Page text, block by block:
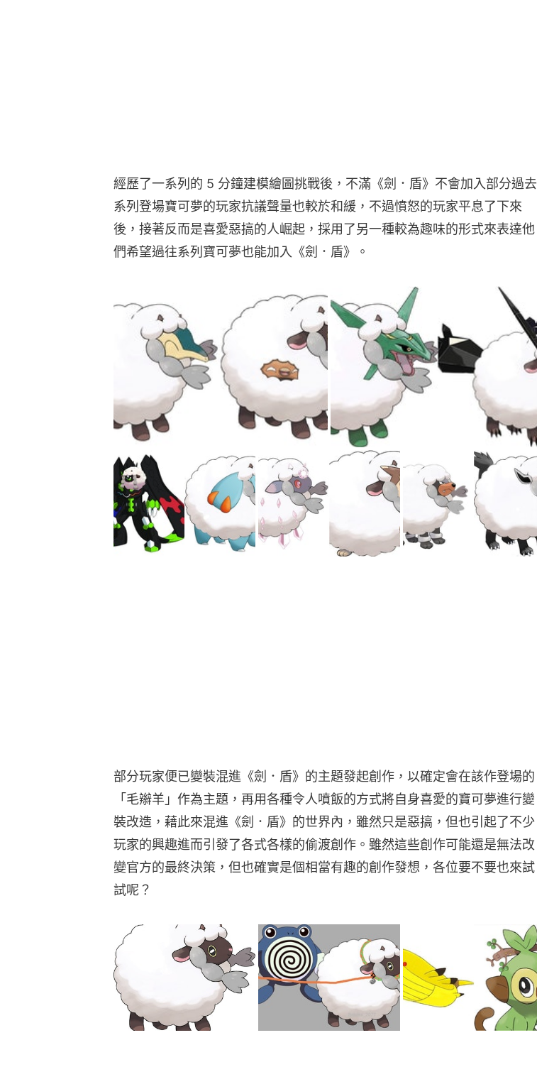
經歷了一系列的 5 分鐘建模繪圖挑戰後，不滿《劍．盾》不會加入部分過去
系列登場寶可夢的玩家抗議聲量也較於和緩，不過憤怒的玩家平息了下來
後，接著反而是喜愛惡搞的人崛起，採用了另一種較為趣味的形式來表達他
們希望過往系列寶可夢也能加入《劍．盾》。
部分玩家便已變裝混進《劍．盾》的主題發起創作，以確定會在該作登場的
「毛辮羊」作為主題，再用各種令人噴飯的方式將自身喜愛的寶可夢進行變
裝改造，藉此來混進《劍．盾》的世界內，雖然只是惡搞，但也引起了不少
玩家的興趣進而引發了各式各樣的偷渡創作。雖然這些創作可能還是無法改
變官方的最終決策，但也確實是個相當有趣的創作發想，各位要不要也來試
試呢？